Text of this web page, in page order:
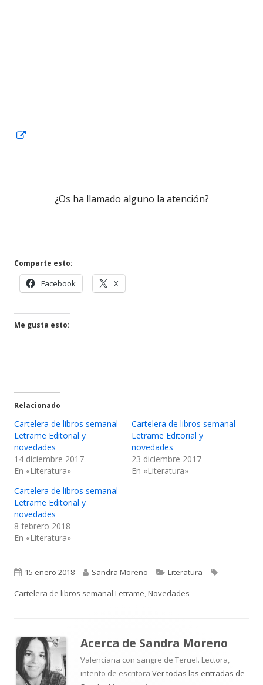
¿Os ha llamado alguno la atención?
Comparte esto:
Facebook
en
X
en
Me gusta esto:
Relacionado
Cartelera de libros semanal
Letrame Editorial y
novedades
14 diciembre 2017
En «Literatura»
Cartelera de libros semanal
Letrame Editorial y
novedades
23 diciembre 2017
En «Literatura»
Cartelera de libros semanal
Letrame Editorial y
novedades
8 febrero 2018
En «Literatura»
Publicado
el
15 enero 2018 Autor
Sandra Moreno Categorías
Literatura
Cartelera de libros semanal Letrame,Novedades
Acerca de Sandra Moreno
Valenciana con sangre de Teruel. Lectora,
intento de escritora Ver todas las entradas de